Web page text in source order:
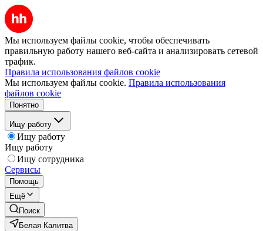
Мы используем файлы cookie, чтобы обеспечивать
правильную работу нашего веб-сайта и анализировать сетевой
трафик.
Правила использования файлов cookie
Мы используем файлы cookie. Правила использования
файлов cookie
Понятно
Ищу работу
Ищу работу
Ищу работу
Ищу сотрудника
Сервисы
Помощь
Ещё
Поиск
Белая Калитва